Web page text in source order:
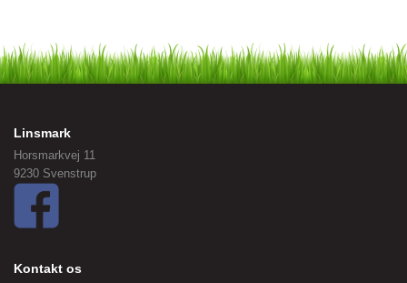
Linsmark
Horsmarkvej 11
9230 Svenstrup
Kontakt os